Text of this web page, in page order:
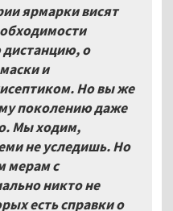
ярмарки висят
о
и
Но вы же
поколению даже
Мы ходим,
не уследишь. Но
мерам с
никто не
есть справки о